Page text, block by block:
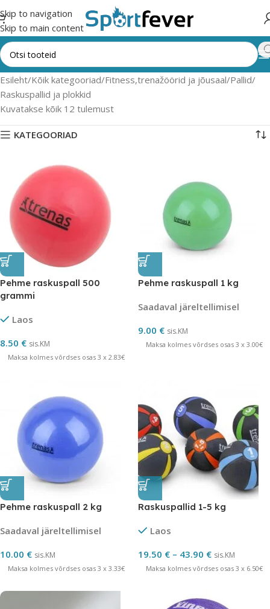
Skip to navigation
Skip to main content
Esileht Kõik kategooriad Fitness,trenažöörid ja jõusaal Pallid
Raskuspallid ja plokkid
Kuvatakse kõik 12 tulemust
KATEGOORIAD
Pehme raskuspall 500
grammi
Laos
8.50 € sis.KM
Maksa kolmes võrdses osas 3 x 2.83€
Pehme raskuspall 1 kg
Saadaval järeltellimisel
9.00 € sis.KM
Maksa kolmes võrdses osas 3 x 3.00€
Pehme raskuspall 2 kg
Saadaval järeltellimisel
10.00 € sis.KM
Maksa kolmes võrdses osas 3 x 3.33€
Raskuspallid 1-5 kg
Laos
19.50 € – 43.90 € sis.KM
Maksa kolmes võrdses osas 3 x 6.50€